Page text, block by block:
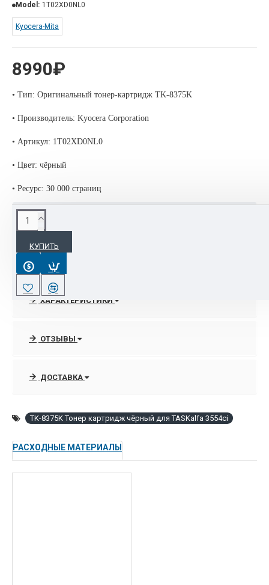
8990₽
Model: 1T02XD0NL0
Kyocera-Mita
• Тип: Оригинальный тонер-картридж TK-8375K
• Производитель: Kyocera Corporation
• Артикул: 1T02XD0NL0
• Цвет: чёрный
• Ресурс: 30 000 страниц
КУПИТЬ
ОПИСАНИЕ
TK-8375K Тонер картридж чёрный
Совместимость: Kyocera TASKalfa 3554ci
Вес: 2.5 кг
ХАРАКТЕРИСТИКИ
ОТЗЫВЫ
ДОСТАВКА
TK-8375K Тонер картридж чёрный для TASKalfa 3554ci
РАСХОДНЫЕ МАТЕРИАЛЫ